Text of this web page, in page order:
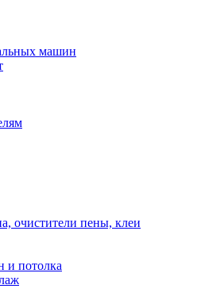
машин
очистители пены, клеи
и потолка